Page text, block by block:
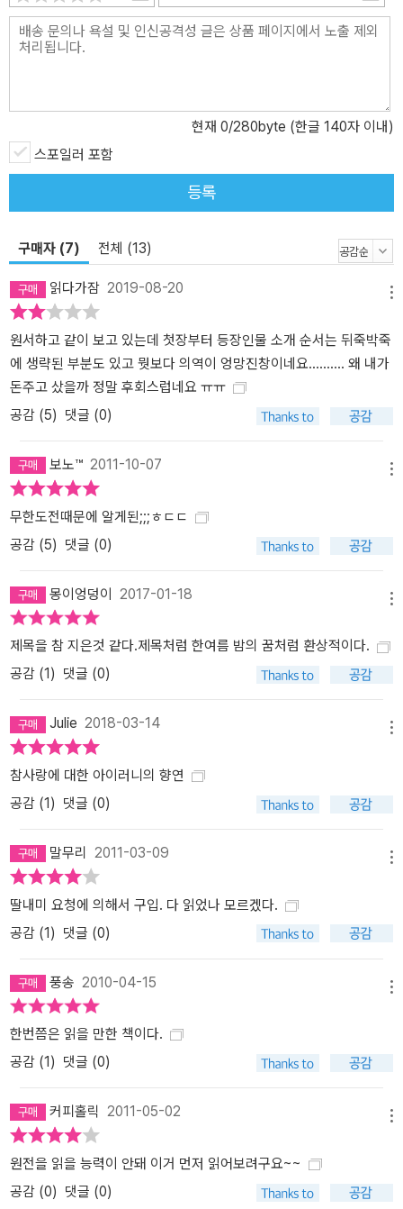
현재 0/280byte (한글 140자 이내)
스포일러 포함
등록
구매자 (7) 전체 (13)
읽다가잠 2019-08-20
원서하고 같이 보고 있는데 첫장부터 등장인물 소개 순서는 뒤죽박죽
에 생략된 부분도 있고 뭣보다 의역이 엉망진창이네요.......... 왜 내가
돈주고 샀을까 정말 후회스럽네요 ㅠㅠ
공감 (5) 댓글 (0)
보노™ 2011-10-07
무한도전때문에 알게된;;;ㅎㄷㄷ
공감 (5) 댓글 (0)
몽이엉덩이 2017-01-18
제목을 참 지은것 같다.제목처럼 한여름 밤의 꿈처럼 환상적이다.
공감 (1 ) 댓글 (0)
Julie 2018-03-14
참사랑에 대한 아이러니의 향연
공감 (1) 댓글 (0)
말무리 2011-03-09
딸내미 요청에 의해서 구입. 다 읽었나 모르겠다.
공감 (1) 댓글 (0)
풍송 2010-04-15
한번쯤은 읽을 만한 책이다.
공감 (1) 댓글 (0)
커피홀릭 2011-05-02
원전을 읽을 능력이 안돼 이거 먼저 읽어보려구요~~
공감 (0) 댓글 (0)